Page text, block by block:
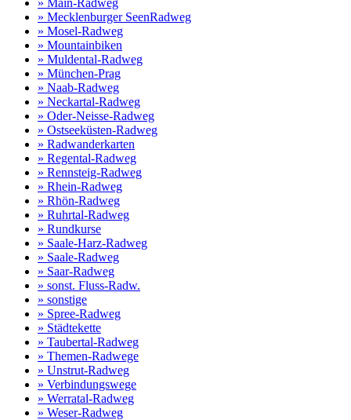
» Mecklenburger SeenRadweg
» Mosel-Radweg
» Mountainbiken
» Muldental-Radweg
» München-Prag
» Naab-Radweg
» Neckartal-Radweg
» Oder-Neisse-Radweg
» Ostseeküsten-Radweg
» Radwanderkarten
» Regental-Radweg
» Rennsteig-Radweg
» Rhein-Radweg
» Rhön-Radweg
» Ruhrtal-Radweg
» Rundkurse
» Saale-Harz-Radweg
» Saale-Radweg
» Saar-Radweg
» sonst. Fluss-Radw.
» sonstige
» Spree-Radweg
» Städtekette
» Taubertal-Radweg
» Themen-Radwege
» Unstrut-Radweg
» Verbindungswege
» Werratal-Radweg
» Weser-Radweg